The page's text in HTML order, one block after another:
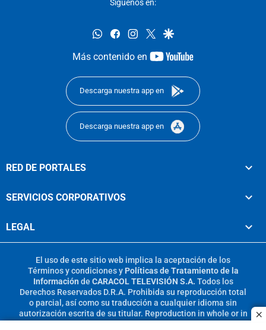
Síguenos en:
whatsappfacebookinstagram
twittergoogle
Más contenido en
youtube-
Descarga nuestra app en
Descarga nuestra app en
RED DE PORTALES
SERVICIOS CORPORATIVOS
LEGAL
El uso de este sitio web implica la aceptación de los
Términos y condicionesy Políticas de Tratamiento de la
Información de CARACOL TELEVISIÓN S.A. Todos los
Derechos Reservados D.R.A. Prohibida su reproducción total
o parcial, así como su traducción a cualquier idioma sin
autorización escrita de su titular. Reproduction in whole or in
part, or translation without written permission is prohibited.